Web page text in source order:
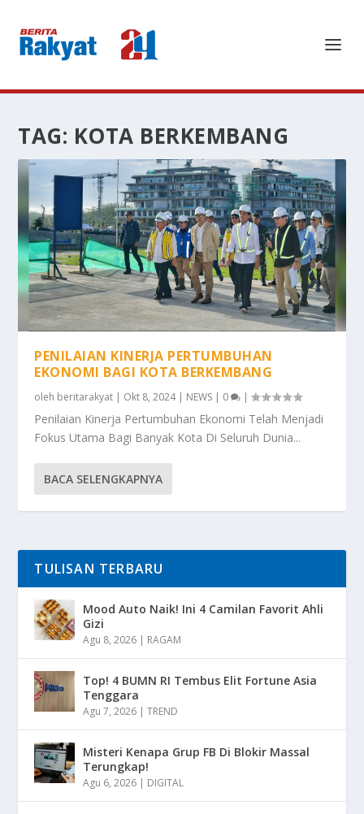
TAG: KOTA BERKEMBANG
PENILAIAN KINERJA PERTUMBUHAN
EKONOMI BAGI KOTA BERKEMBANG
oleh beritarakyat | Okt 8, 2024| NEWS | 0 |
Penilaian Kinerja Pertumbuhan Ekonomi Telah Menjadi
Fokus Utama Bagi Banyak Kota Di Seluruh Dunia...
BACA SELENGKAPNYA
TULISAN TERBARU
Mood Auto Naik! Ini 4 Camilan Favorit Ahli
Gizi
Agu 8, 2026 | RAGAM
Top! 4 BUMN RI Tembus Elit Fortune Asia
Tenggara
Agu 7, 2026 |TREND
Misteri Kenapa Grup FB Di Blokir Massal
Terungkap!
Agu 6, 2026 | DIGITAL